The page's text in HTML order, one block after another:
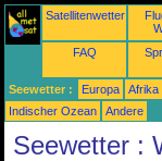
Satellitenwetter
FAQ
Seewetter : Europa Afrika
Indischer Ozean
Andere
Seewetter :